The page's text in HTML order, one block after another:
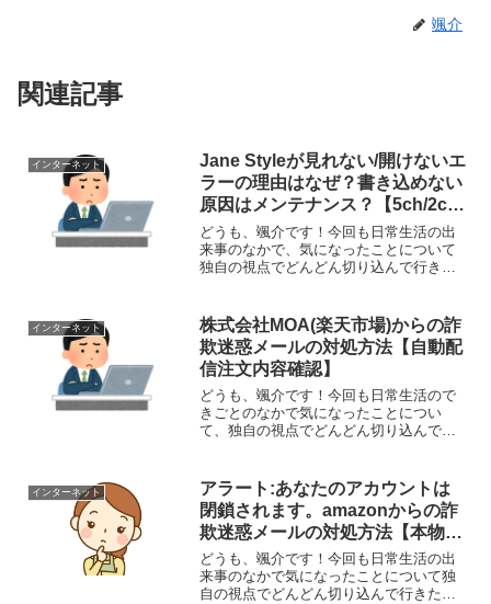
颯介
関連記事
インターネット
Jane Styleが見れない/開けないエ
ラーの理由はなぜ？書き込めない
原因はメンテナンス？【5ch/2ch
専用ブラウザアプリ】
どうも、颯介です！今回も日常生活の出
来事のなかで、気になったことについて
独自の視点でどんどん切り込んで行きた
ネット匿名掲示板5ちゃんねる（旧2ちゃ
んねる）の専用ブラウザ...
インターネット
株式会社MOA(楽天市場)からの詐
欺迷惑メールの対処方法【自動配
信注文内容確認】
どうも、颯介です！今回も日常生活ので
きごとのなかで気になったことについ
て、独自の視点でどんどん切り込んで行
のは、『株式会社MOA』と名乗る相手か
らの楽天の注文確認メール...
インターネット
アラート:あなたのアカウントは
閉鎖されます。amazonからの詐
欺迷惑メールの対処方法【本物？
偽物？】
どうも、颯介です！今回も日常生活の出
来事のなかで気になったことについて独
自の視点でどんどん切り込んで行きたい